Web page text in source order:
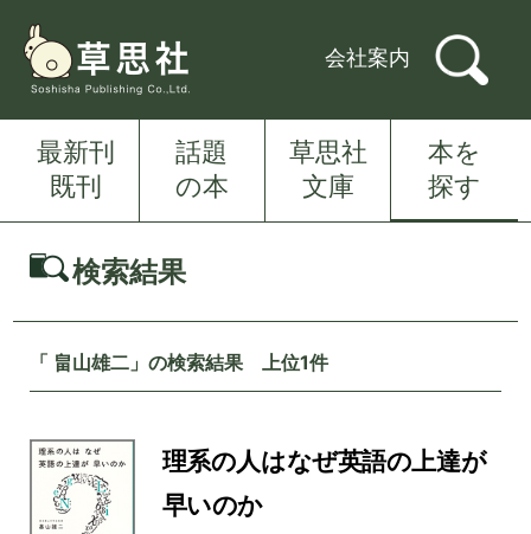
会社案内
最新刊
既刊
話題
の本
草思社
文庫
本を
探す
検索結果
「 畠山雄二」の検索結果 上位1件
理系の人はなぜ英語の上達が
早いのか